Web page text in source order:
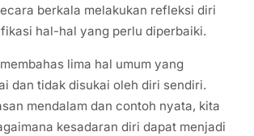
berkala melakukan refleksi diri
hal-hal yang perlu diperbaiki.
lima hal umum yang
dan tidak disukai oleh diri sendiri.
mendalam dan contoh nyata, kita
kesadaran diri dapat menjadi